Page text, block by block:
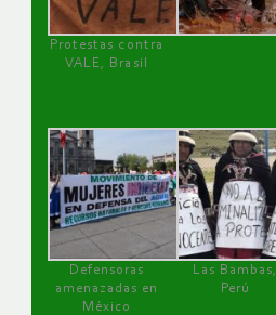
Protestas contra
VALE, Brasil
Defensoras
amenazadas en
México
Las Bambas,
Perú